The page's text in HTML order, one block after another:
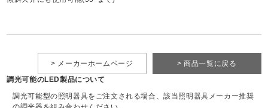
> 商品一覧に戻る
> メーカーホームページ
調光可能のLED製品について
調光可能型の照明器具をご注文される場合、該当照明器具メーカー推奨